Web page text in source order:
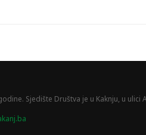
Sjedište Društva je u Kaknju, u ulici